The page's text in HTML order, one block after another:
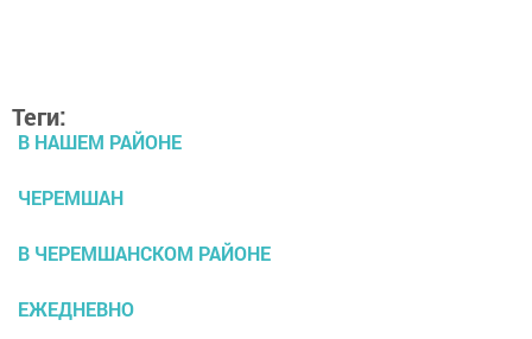
Теги:
В НАШЕМ РАЙОНЕ
ЧЕРЕМШАН
В ЧЕРЕМШАНСКОМ РАЙОНЕ
ЕЖЕДНЕВНО